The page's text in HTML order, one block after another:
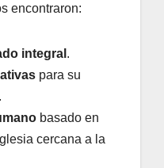
encontraron:
integral .
para su
basado en
cercana a la